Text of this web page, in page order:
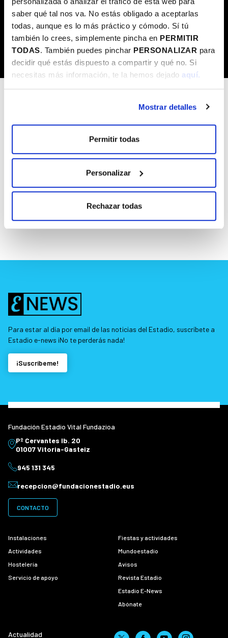
saber qué tal nos va. No estás obligado a aceptarlas
todas, aunque es lo más práctico y cómodo. Sí tú
también lo crees, simplemente pincha en PERMITIR
TODAS. También puedes pinchar PERSONALIZAR para
decidir qué estás dispuesto a compartir y qué no. Si
necesitas más información, te la hemos dejado aquí.
Mostrar detalles
Permitir todas
Personalizar
Rechazar todas
Club OUTDOOR Kluba
Otros
Talleres
Club de lectura
Clubes
Clubes
Ver todas las actividades
Para estar al día por email de las noticias del Estadio, suscríbete a
Estadio e-news ¡No te perderás nada!
¡Suscríbeme!
Fundación Estadio Vital Fundazioa
Pº Cervantes Ib. 20
01007 Vitoria-Gasteiz
945 131 345
recepcion@fundacionestadio.eus
CONTACTO
Instalaciones
Actividades
Hostelería
Servicio de apoyo
Fiestas y actividades
Mundoestadio
Avisos
Revista Estadio
Estadio E-News
Abónate
Actualidad